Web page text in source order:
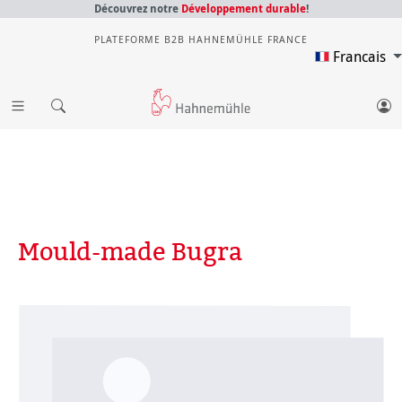
Découvrez notre Développement durable!
PLATEFORME B2B HAHNEMÜHLE FRANCE
Francais
Mould-made Bugra